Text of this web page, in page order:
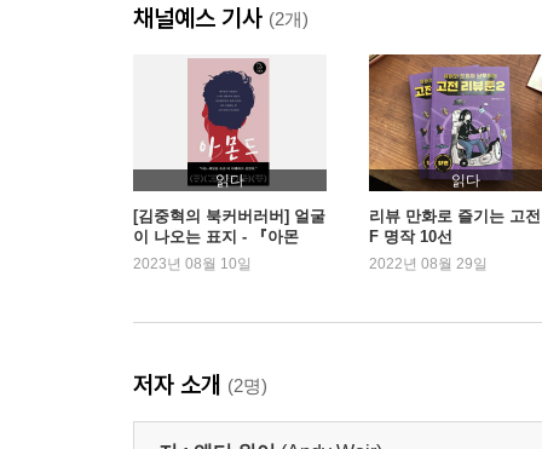
채널예스 기사 (2개)
읽다
[김중혁의 북커버러버] 얼굴
이 나오는 표지 - 『아몬
드』
2023년 08월 10일
읽다
리뷰 만화로 즐기는 고
F 명작 10선
2022년 08월 29일
저자 소개 (2명)